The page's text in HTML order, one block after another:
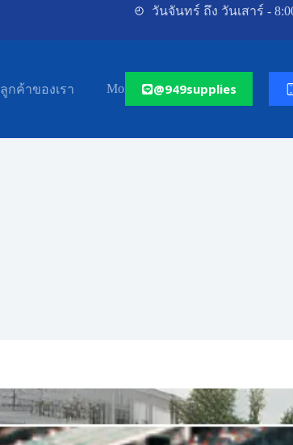
วันจันทร์ ถึง วันเสาร์ -
ลูกค้าของเรา More @949supplies